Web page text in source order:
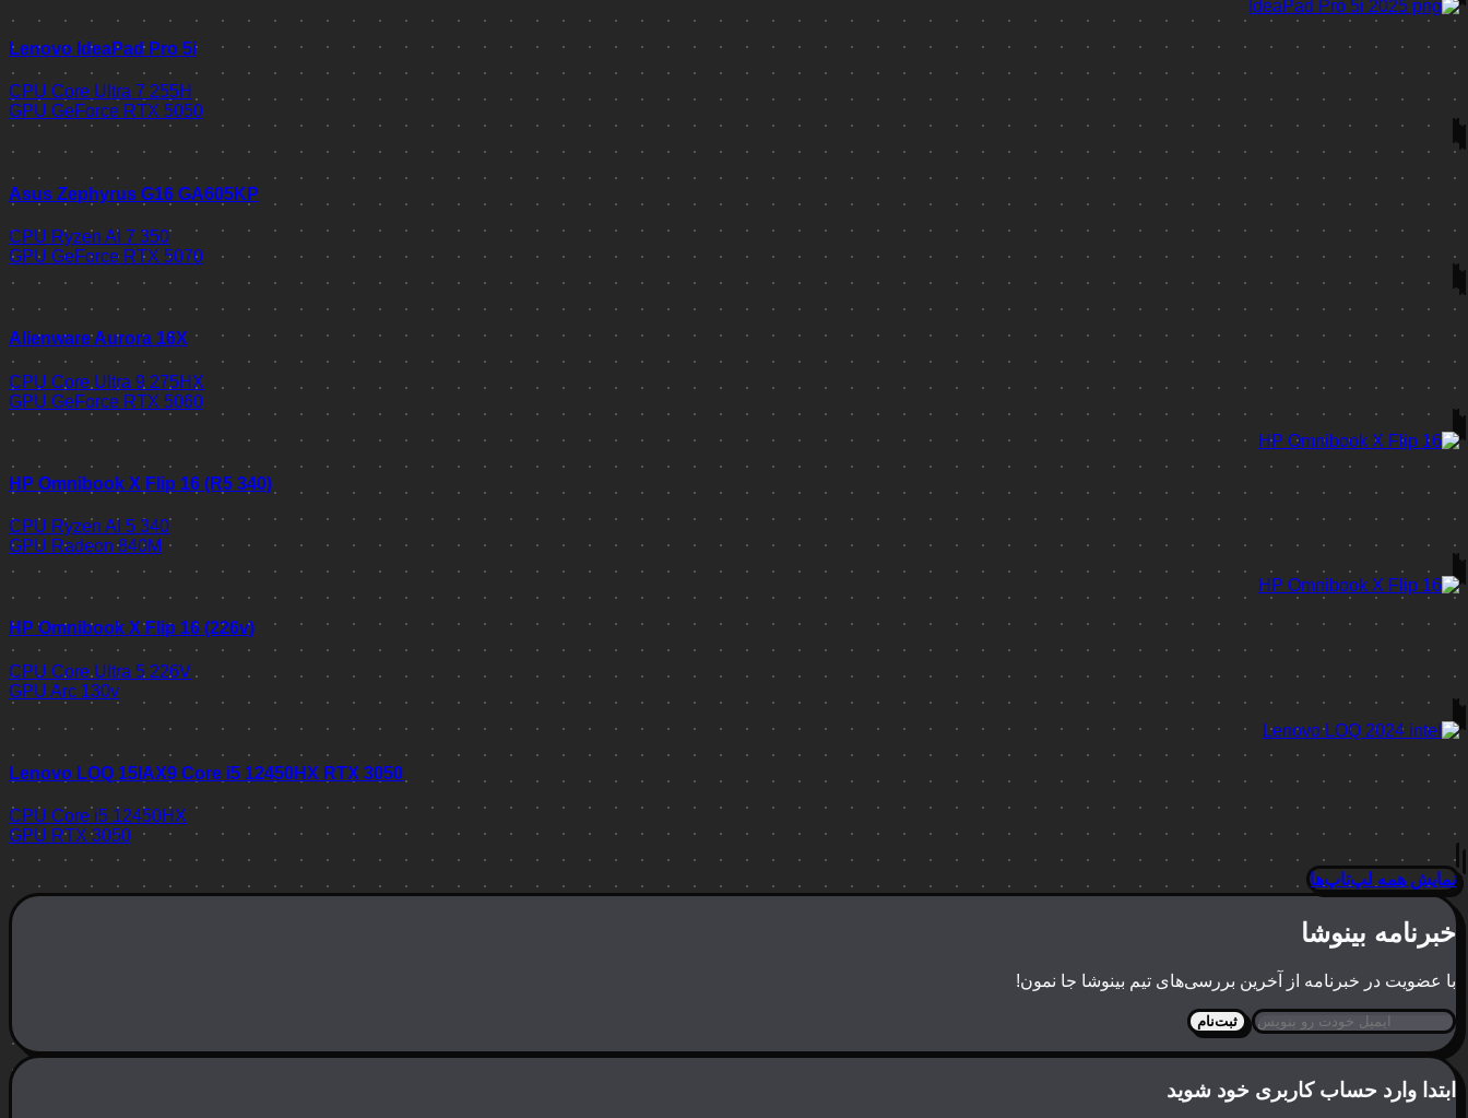
Lenovo IdeaPad Pro 5i
CPU Core Ultra 7 255H
GPU GeForce RTX 5050
Asus Zephyrus G16 GA605KP
CPU Ryzen AI 7 350
GPU GeForce RTX 5070
Alienware Aurora 16X
CPU Core Ultra 9 275HX
GPU GeForce RTX 5060
HP Omnibook X Flip 16 (R5 340)
CPU Ryzen AI 5 340
GPU Radeon 840M
HP Omnibook X Flip 16 (226v)
CPU Core Ultra 5 226V
GPU Arc 130v
Lenovo LOQ 15IAX9 Core i5 12450HX RTX 3050
CPU Core i5 12450HX
GPU RTX 3050
نمایش همه لپ‌تاپ‌ها
خبرنامه بینوشا
با عضویت در خبرنامه از آخرین بررسی‌های تیم بینوشا جا نمون!
ثبت‌نام
ابتدا وارد حساب کاربری خود شوید